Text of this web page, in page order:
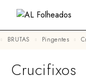
BRUTAS Pingentes
Crucifixos